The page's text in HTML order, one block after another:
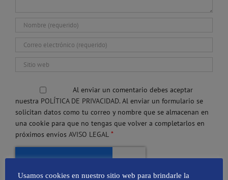
Al enviar un comentario debes aceptar
nuestra POLÍTICA DE PRIVACIDAD. Al enviar un formulario se
solicitan datos como tu correo y nombre que se almacenan en
una cookie para que no tengas que volver a completarlos en
próximos envíos AVISO LEGAL *
Usamos cookies en nuestro sitio web para brindarle la